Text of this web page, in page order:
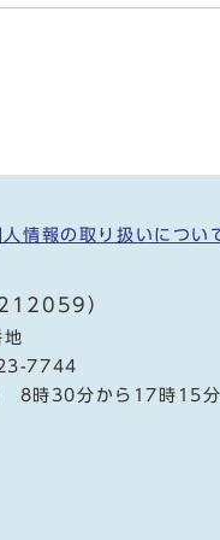
人情報の取り扱いについ
）
7744
8時30分から17時15分